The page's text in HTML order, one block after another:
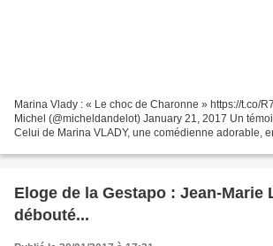
Marina Vlady : « Le choc de Charonne » https://t.co/
Michel (@micheldandelot) January 21, 2017 Un
Celui de Marina VLADY, une comédienne adorable,
Eloge de la Gestapo : Jean-Marie
débouté...